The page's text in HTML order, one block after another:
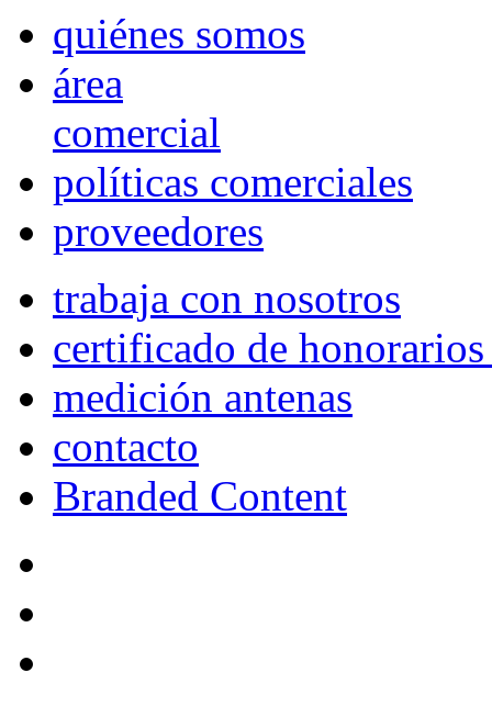
quiénes somos
área
comercial
políticas comerciales
proveedores
trabaja con nosotros
certificado de
medición antenas
contacto
Branded Content